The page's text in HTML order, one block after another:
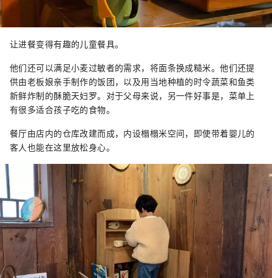
让进餐变得有趣的儿童餐具。
他们还可以满足小麦过敏者的需求，将面条换成糙米。他们还提
供由老板娘亲手制作的饭团，以及用当地种植的时令蔬菜和鱼类
新鲜炸制的酥脆天妇罗。对于父母来说，另一件好事是，菜单上
有很多适合孩子吃的食物。
餐厅由店内的仓库改建而成，内设榻榻米空间，即使带着婴儿的
客人也能在这里放松身心。